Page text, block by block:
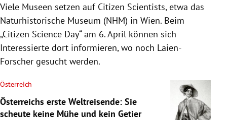
Viele Museen setzen auf Citizen Scientists, etwa das
Naturhistorische Museum (NHM) in Wien. Beim
„Citizen Science Day“ am 6. April können sich
Interessierte dort informieren, wo noch Laien-
Forscher gesucht werden.
Österreich
Österreichs erste Weltreisende: Sie
scheute keine Mühe und kein Getier